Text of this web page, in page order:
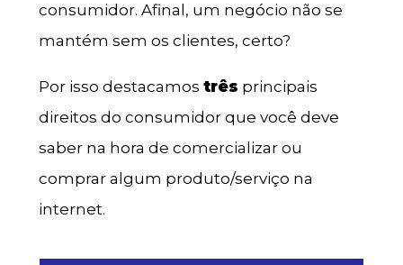
consumidor. Afinal, um negócio não se
mantém sem os clientes, certo?
Por isso destacamos três principais
direitos do consumidor que você deve
saber na hora de comercializar ou
comprar algum produto/serviço na
internet.